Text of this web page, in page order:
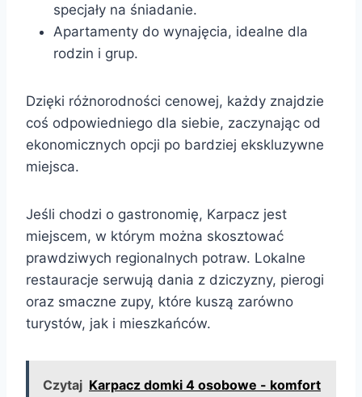
specjały na śniadanie.
Apartamenty do wynajęcia, idealne dla
rodzin i grup.
Dzięki różnorodności cenowej, każdy znajdzie
coś odpowiedniego dla siebie, zaczynając od
ekonomicznych opcji po bardziej ekskluzywne
miejsca.
Jeśli chodzi o gastronomię, Karpacz jest
miejscem, w którym można skosztować
prawdziwych regionalnych potraw. Lokalne
restauracje serwują dania z dziczyzny, pierogi
oraz smaczne zupy, które kuszą zarówno
turystów, jak i mieszkańców.
Czytaj Karpacz domki 4 osobowe - komfort